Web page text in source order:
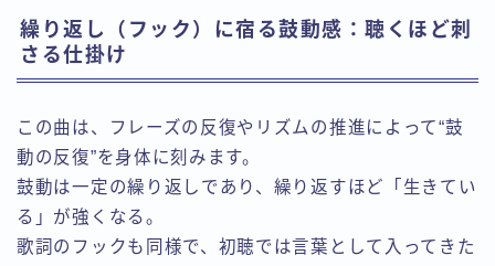
繰り返し（フック）に宿る鼓動感：聴くほど刺
さる仕掛け
この曲は、フレーズの反復やリズムの推進によって“鼓
動の反復”を身体に刻みます。
鼓動は一定の繰り返しであり、繰り返すほど「生きてい
る」が強くなる。
歌詞のフックも同様で、初聴では言葉として入ってきた